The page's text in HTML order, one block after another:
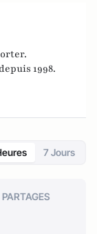
depuis 1998.
7 Jours